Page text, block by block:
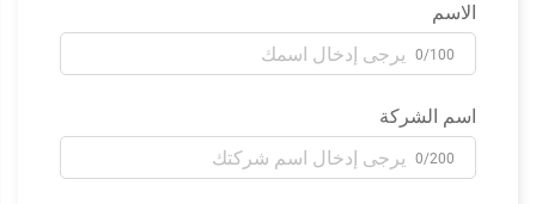
الاسم
0/100
اسم الشركة
0/200